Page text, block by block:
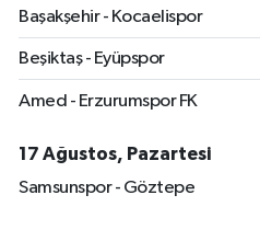
Başakşehir - Kocaelispor
Beşiktaş - Eyüpspor
Amed - Erzurumspor FK
17 Ağustos, Pazartesi
Samsunspor - Göztepe